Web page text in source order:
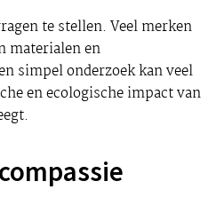
te stellen. Veel merken
materialen en
simpel onderzoek kan veel
en ecologische impact van